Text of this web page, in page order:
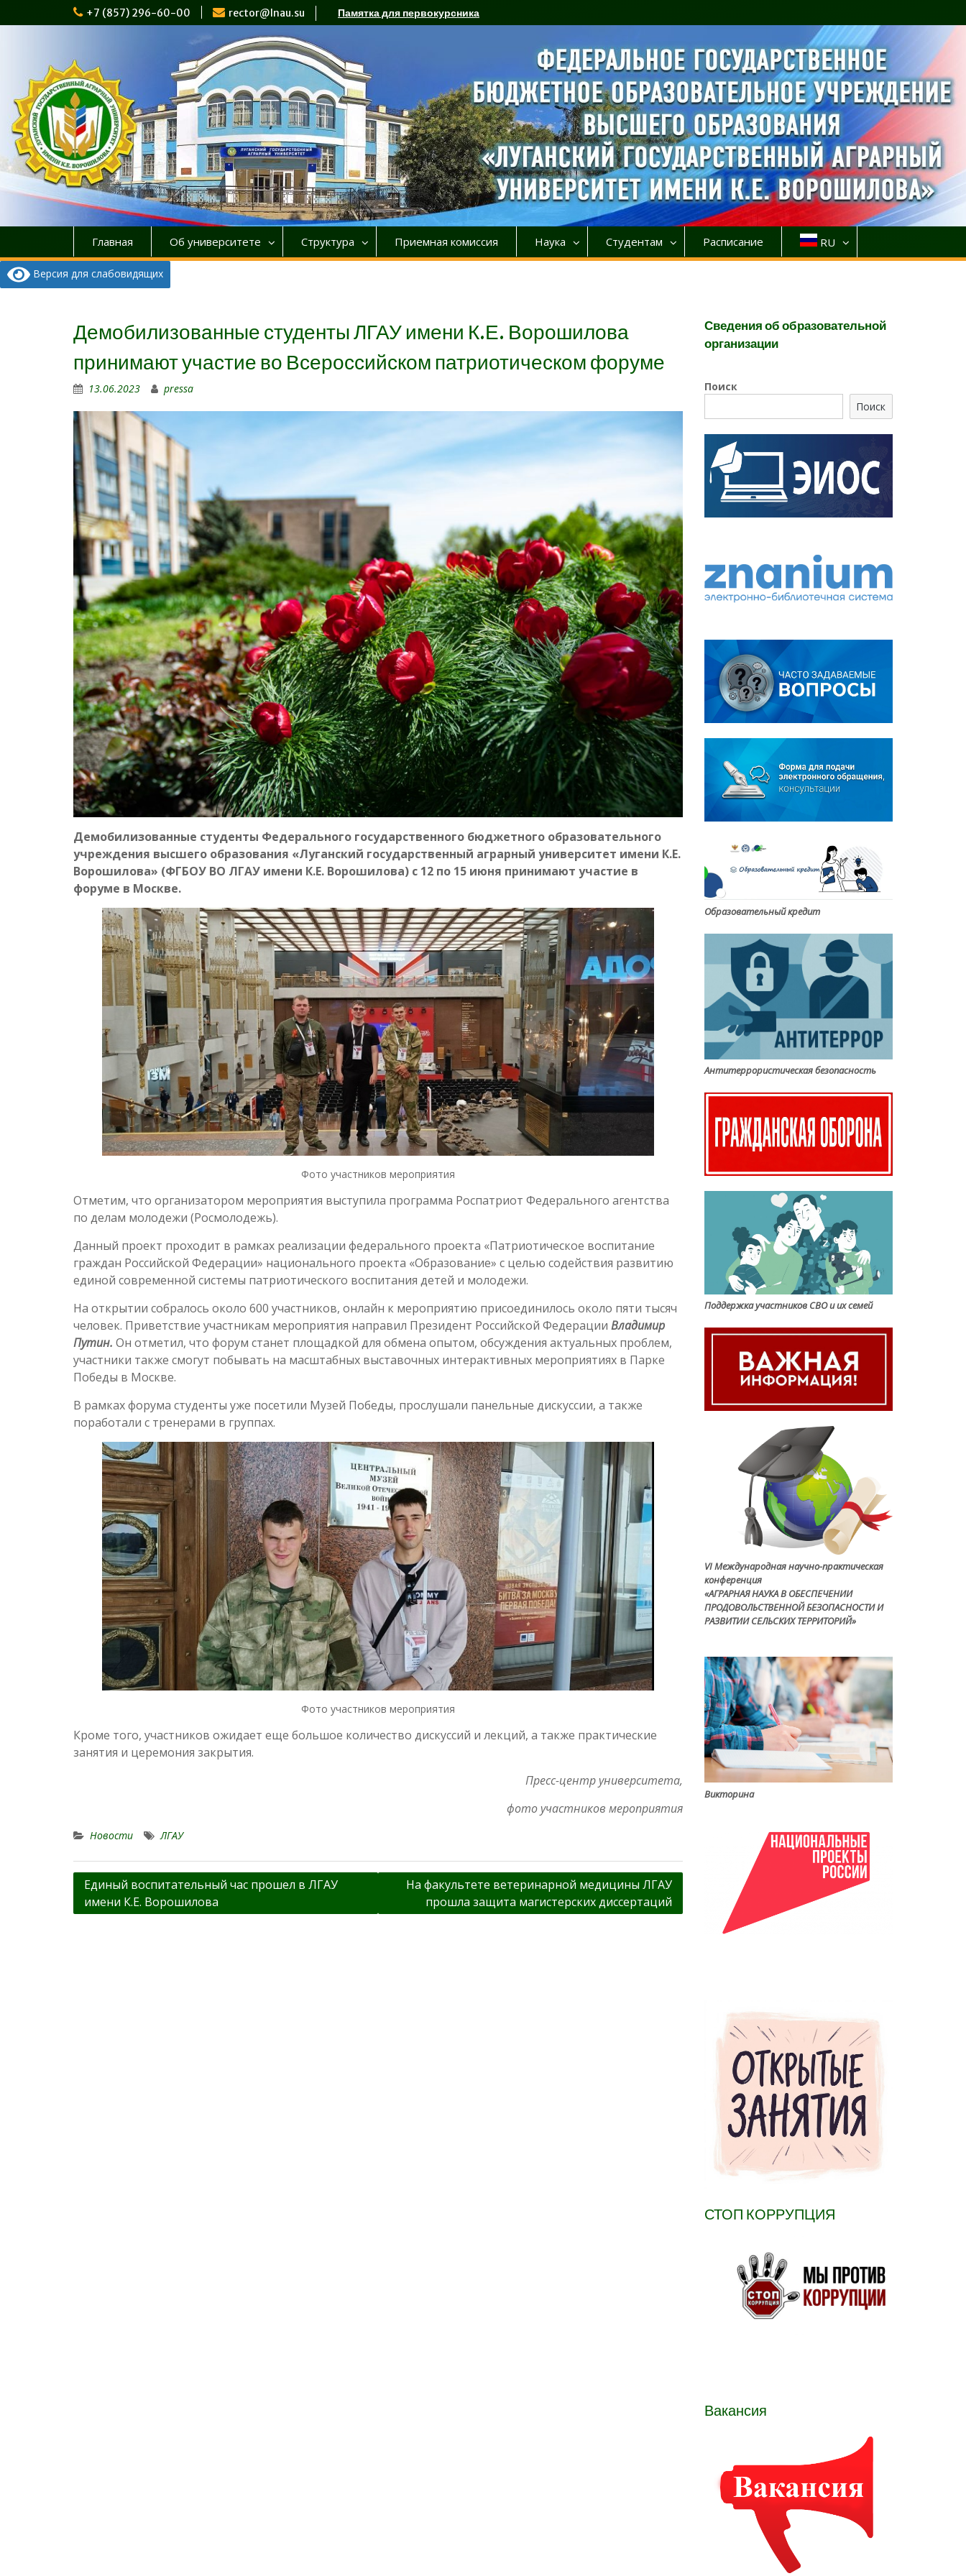
к
+7 (857) 296-60-00 rector@lnau.su Памятка для первокурсника
Главная Об университете Структура Приемная комиссия Наука Студентам Расписание RU
Версия для слабовидящих
Демобилизованные студенты ЛГАУ имени К.Е. Ворошилова
принимают участие во Всероссийском патриотическом форуме
13.06.2023 pressa
Демобилизованные студенты Федерального государственного бюджетного образовательного
учреждения высшего образования «Луганский государственный аграрный университет имени К.Е.
Ворошилова» (ФГБОУ ВО ЛГАУ имени К.Е. Ворошилова) с 12 по 15 июня принимают участие в
форуме в Москве.
Фото участников мероприятия
Отметим, что организатором мероприятия выступила программа Роспатриот Федерального агентства
по делам молодежи (Росмолодежь).
Данный проект проходит в рамках реализации федерального проекта «Патриотическое воспитание
граждан Российской Федерации» национального проекта «Образование» с целью содействия развитию
единой современной системы патриотического воспитания детей и молодежи.
На открытии собралось около 600 участников, онлайн к мероприятию присоединилось около пяти тысяч
человек. Приветствие участникам мероприятия направил Президент Российской Федерации Владимир
Путин. Он отметил, что форум станет площадкой для обмена опытом, обсуждения актуальных проблем,
участники также смогут побывать на масштабных выставочных интерактивных мероприятиях в Парке
Победы в Москве.
В рамках форума студенты уже посетили Музей Победы, прослушали панельные дискуссии, а также
поработали с тренерами в группах.
Фото участников мероприятия
Кроме того, участников ожидает еще большое количество дискуссий и лекций, а также практические
занятия и церемония закрытия.
Пресс-центр университета,
фото участников мероприятия
Новости ЛГАУ
Навигация
по
Единый воспитательный час прошел в ЛГАУ
имени К.Е. Ворошилова
На факультете ветеринарной медицины ЛГАУ
прошла защита магистерских диссертаций
Сведения об образовательной
организации
Поиск
Поиск
Образовательный кредит
Антитеррористическая безопасность
Поддержка участников СВО и их семей
VI Международная научно-практическая
конференция
«АГРАРНАЯ НАУКА В ОБЕСПЕЧЕНИИ
ПРОДОВОЛЬСТВЕННОЙ БЕЗОПАСНОСТИ И
РАЗВИТИИ СЕЛЬСКИХ ТЕРРИТОРИЙ»
Викторина
СТОП КОРРУПЦИЯ
Вакансия